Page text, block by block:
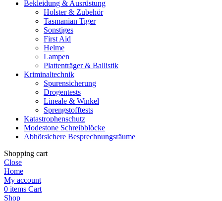
Bekleidung & Ausrüstung
Holster & Zubehör
Tasmanian Tiger
Sonstiges
First Aid
Helme
Lampen
Plattenträger & Ballistik
Kriminaltechnik
Spurensicherung
Drogentests
Lineale & Winkel
Sprengstofftests
Katastrophenschutz
Modestone Schreibblöcke
Abhörsichere Besprechnungsräume
Shopping cart
Close
Home
My account
0 items Cart
Shop